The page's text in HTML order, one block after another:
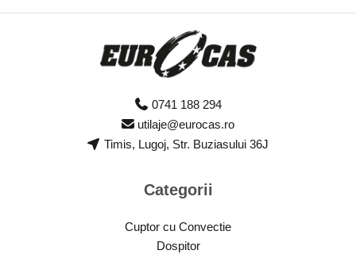
P
0741 188 294
utilaje@eurocas.ro
Timis, Lugoj, Str. Buziasului 36J
Categorii
Cuptor cu Convectie
Dospitor